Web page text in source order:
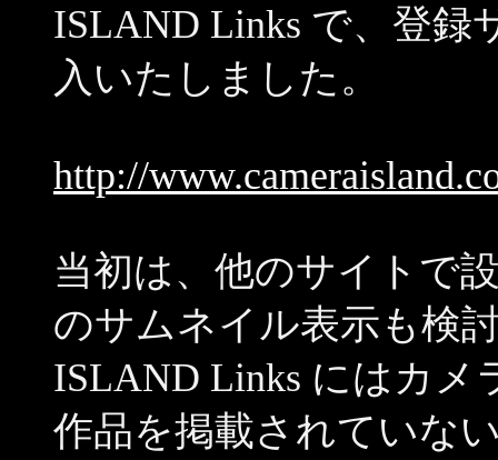
ISLAND Links で、登録
入いたしました。
http://
当初は、他のサイトで
のサムネイル表示も検
ISLAND Links にはカメ
作品を掲載されていな